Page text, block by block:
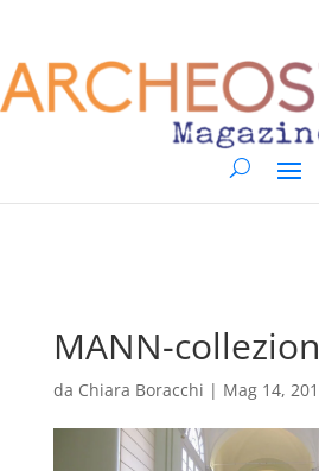
MANN-
da Chiara Boracchi | Mag 14,